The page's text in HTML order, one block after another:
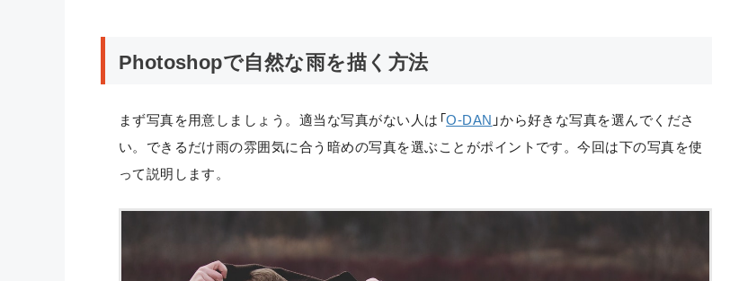
Photoshopで自然な雨を描く方法
まず写真を用意しましょう。適当な写真がない人は「O-DAN 」から好きな写真を選んでくださ
い。できるだけ雨の雰囲気に合う暗めの写真を選ぶことがポイントです。今回は下の写真を使
って説明します。